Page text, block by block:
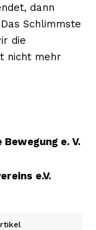
dann
Schlimmste
die
nicht mehr
e. V.
e.V.